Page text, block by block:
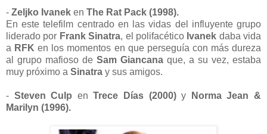
- Zeljko Ivanek en The Rat Pack (1998).
En este telefilm centrado en las vidas del influyente grupo
liderado por Frank Sinatra, el polifacético Ivanek daba vida
a RFK en los momentos en que perseguía con más dureza
al grupo mafioso de Sam Giancana que, a su vez, estaba
muy próximo a Sinatra y sus amigos.
- Steven Culp enTrece Días (2000)y
Norma Jean &
Marilyn (1996).